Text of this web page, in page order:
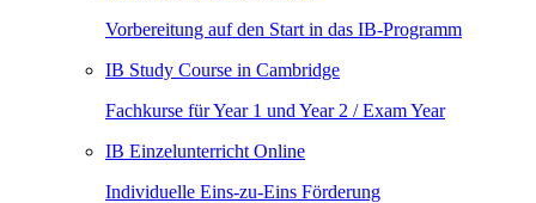
Vorbereitung auf den Start in das IB-Programm
IB Study Course in Cambridge
Fachkurse für Year 1 und Year 2 / Exam Year
IB Einzelunterricht Online
Individuelle Eins-zu-Eins Förderung